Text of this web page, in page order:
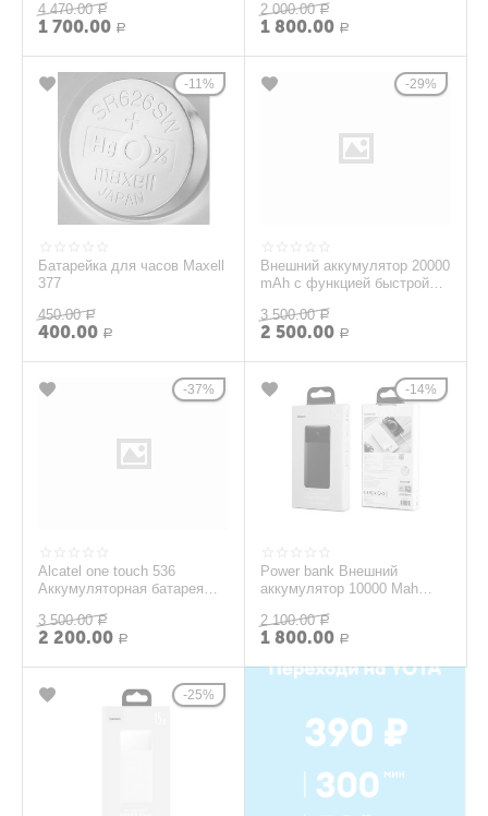
4 470.00 Р
1 700.00 Р
2 000.00 Р
1 800.00 Р
11%
Батарейка для часов Maxell
377
450.00 Р
400.00 Р
29%
Внешний аккумулятор 20000
mAh с функцией быстрой
3 500.00 Р
2 500.00 Р
37%
Alcatel one touch 536
Аккумуляторная батарея
3 500.00 Р
2 200.00 Р
14%
Power bank Внешний
аккумулятор 10000 Mah
Baseus черный PPDM...
2 100.00 Р
1 800.00 Р
25%